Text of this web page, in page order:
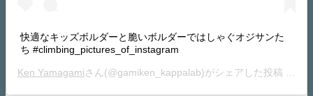
快適なキッズボルダーと脆いボルダーではしゃぐオジサンた
ち #climbing_pictures_of_instagram
Ken Yamagamiさん(@gamiken_kappalab)がシェアした投稿 –